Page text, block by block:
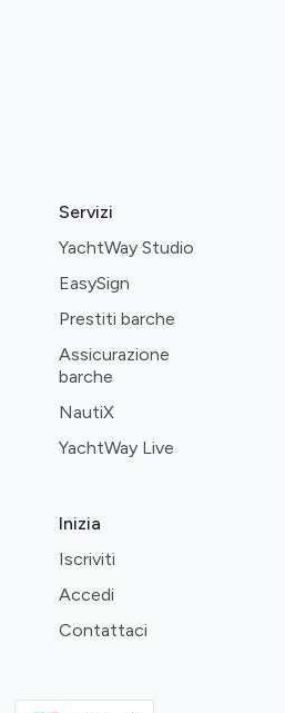
Servizi
YachtWay Studio
EasySign
Prestiti barche
Assicurazione
barche
NautiX
YachtWay Live
Inizia
Iscriviti
Accedi
Contattaci